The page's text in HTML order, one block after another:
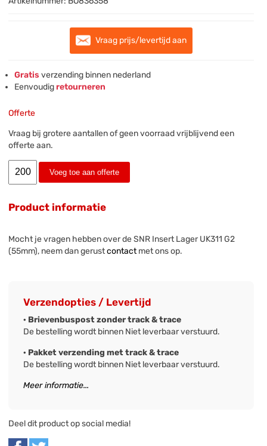
Vraag prijs/levertijd aan
Gratis verzending binnen nederland
Eenvoudigretourneren
Offerte
Vraag bij grotere aantallen of geen voorraad vrijblijvend een
offerte aan.
Voeg toe aan offerte
Product informatie
Mocht je vragen hebben over de SNR Insert Lager UK311 G2
(55mm), neem dan gerustcontactmet ons op.
Verzendopties / Levertijd
· Brievenbuspost zonder track & trace
De bestelling wordt binnen Niet leverbaar verstuurd.
· Pakket verzending met track & trace
De bestelling wordt binnen Niet leverbaar verstuurd.
Meer informatie...
Deel dit product op social media!